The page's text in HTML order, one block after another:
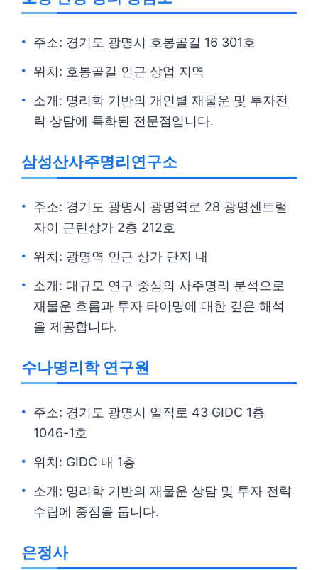
주소: 경기도 광명시 호봉골길 16 301호
위치: 호봉골길 인근 상업 지역
소개: 명리학 기반의 개인별 재물운 및 투자전
략 상담에 특화된 전문점입니다.
삼성산사주명리연구소
주소: 경기도 광명시 광명역로 28 광명센트럴
자이 근린상가 2층 212호
위치: 광명역 인근 상가 단지 내
소개: 대규모 연구 중심의 사주명리 분석으로
재물운 흐름과 투자 타이밍에 대한 깊은 해석
을 제공합니다.
수나명리학 연구원
주소: 경기도 광명시 일직로 43 GIDC 1층
1046-1호
위치: GIDC 내 1층
소개: 명리학 기반의 재물운 상담 및 투자 전략
수립에 중점을 둡니다.
은정사